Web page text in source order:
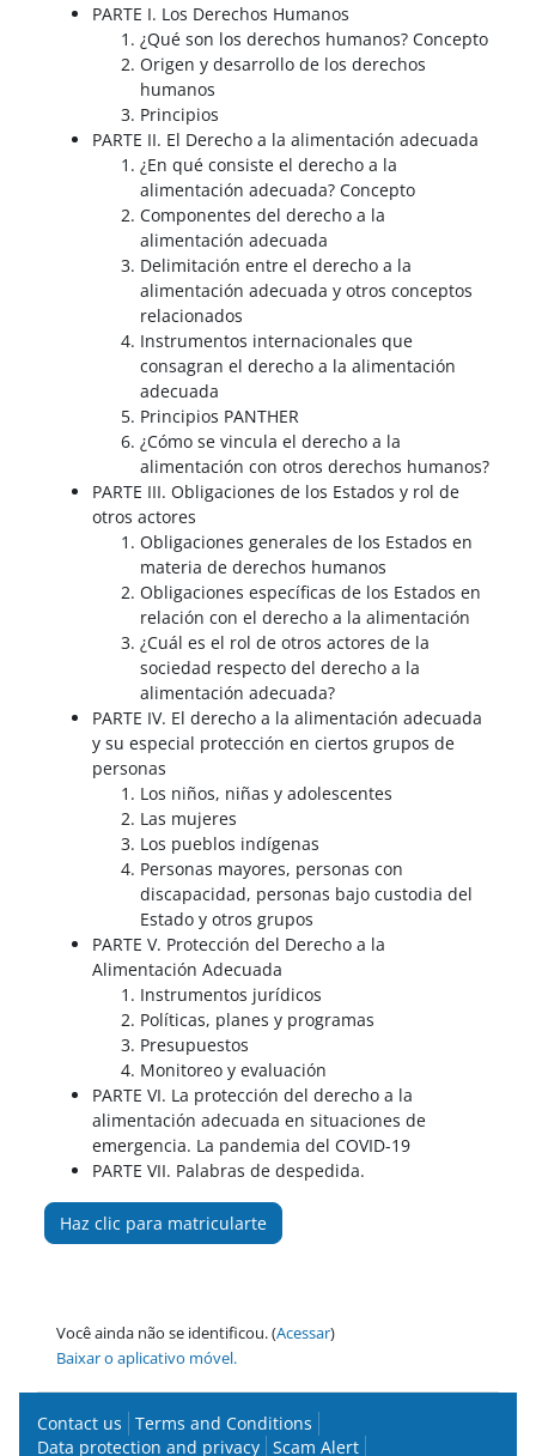
PARTE I. Los Derechos Humanos
¿Qué son los derechos humanos? Concepto
Origen y desarrollo de los derechos
humanos
Principios
PARTE II. El Derecho a la alimentación adecuada
¿En qué consiste el derecho a la
alimentación adecuada? Concepto
Componentes del derecho a la
alimentación adecuada
Delimitación entre el derecho a la
alimentación adecuada y otros conceptos
relacionados
Instrumentos internacionales que
consagran el derecho a la alimentación
adecuada
Principios PANTHER
¿Cómo se vincula el derecho a la
alimentación con otros derechos humanos?
PARTE III. Obligaciones de los Estados y rol de
otros actores
Obligaciones generales de los Estados en
materia de derechos humanos
Obligaciones específicas de los Estados en
relación con el derecho a la alimentación
¿Cuál es el rol de otros actores de la
sociedad respecto del derecho a la
alimentación adecuada?
PARTE IV. El derecho a la alimentación adecuada
y su especial protección en ciertos grupos de
personas
Los niños, niñas y adolescentes
Las mujeres
Los pueblos indígenas
Personas mayores, personas con
discapacidad, personas bajo custodia del
Estado y otros grupos
PARTE V. Protección del Derecho a la
Alimentación Adecuada
Instrumentos jurídicos
Políticas, planes y programas
Presupuestos
Monitoreo y evaluación
PARTE VI. La protección del derecho a la
alimentación adecuada en situaciones de
emergencia. La pandemia del COVID-19
PARTE VII. Palabras de despedida.
Haz clic para matricularte
Você ainda não se identificou. (Acessar)
Baixar o aplicativo móvel.
Contact us
Terms and Conditions
Data protection and privacy Scam Alert